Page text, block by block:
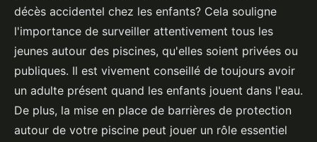
décès accidentel chez les enfants? Cela souligne
l'importance de surveiller attentivement tous les
jeunes autour des piscines, qu'elles soient privées ou
publiques. Il est vivement conseillé de toujours avoir
un adulte présent quand les enfants jouent dans l'eau.
De plus, la mise en place de barrières de protection
autour de votre piscine peut jouer un rôle essentiel